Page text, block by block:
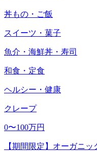
丼もの・ご飯
スイーツ・菓子
魚介・海鮮丼・寿司
和食・定食
ヘルシー・健康
クレープ
0〜100万円
【期間限定】オーガニ